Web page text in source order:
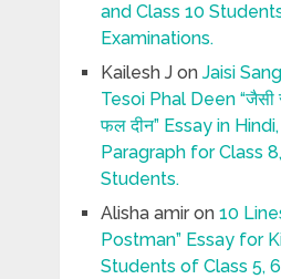
and Class 10
Examinations.
Kailesh Jon Jaisi
Tesoi Phal Deen “जैसी
फल दीन” Essay in
Paragraph for Class
Students.
Alisha amiron 10
Postman” Essay for
Students of Class 5,